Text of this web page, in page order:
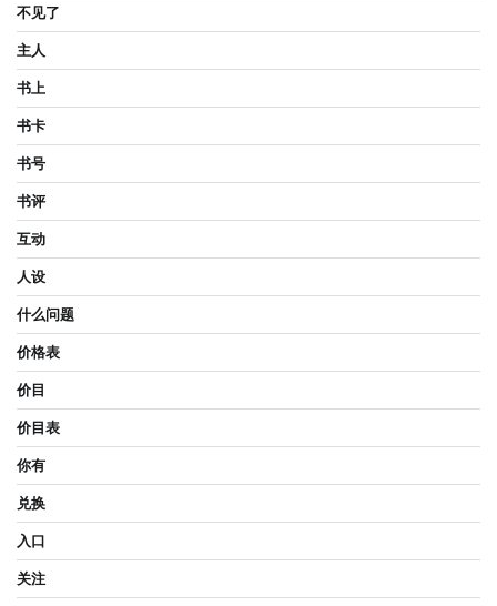
不见了
主人
书上
书卡
书号
书评
互动
人设
什么问题
价格表
价目
价目表
你有
兑换
入口
关注